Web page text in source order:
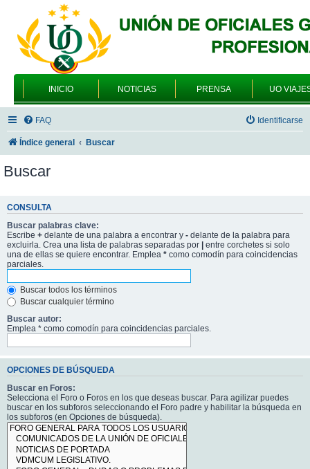
INICIO NOTICIAS PRENSA UO
FAQ Identificarse
Índice general Buscar
Buscar
CONSULTA
Buscar palabras clave:
Escribe + delante de una palabra a encontrar y - delante de la palabra para
excluirla. Crea una lista de palabras separadas por | entre corchetes si solo
una de ellas se quiere encontrar. Emplea * como comodín para coincidencias
parciales.
Buscar todos los términos
Buscar cualquier término
Buscar autor:
Emplea * como comodín para coincidencias parciales.
OPCIONES DE BÚSQUEDA
Buscar en Foros:
Selecciona el Foro o Foros en los que deseas buscar. Para agilizar puedes
buscar en los subforos seleccionando el Foro padre y habilitar la búsqueda en
los subforos (en Opciones de búsqueda).